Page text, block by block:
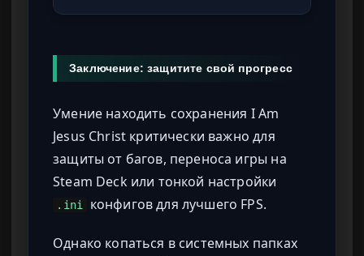
Заключение: защитите свой прогресс
Умение находить сохранения I Am
Jesus Christ критически важно для
защиты от багов, переноса игры на
Steam Deck или тонкой настройки
.ini конфигов для лучшего FPS.
Однако копаться в системных папках